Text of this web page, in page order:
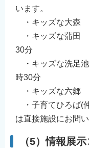
います。
・キッズな大森
・キッズな蒲田
30分
・キッズな洗足
時30分
・キッズな六郷
・子育てひろば(
は直接施設にお問
（5）情報展